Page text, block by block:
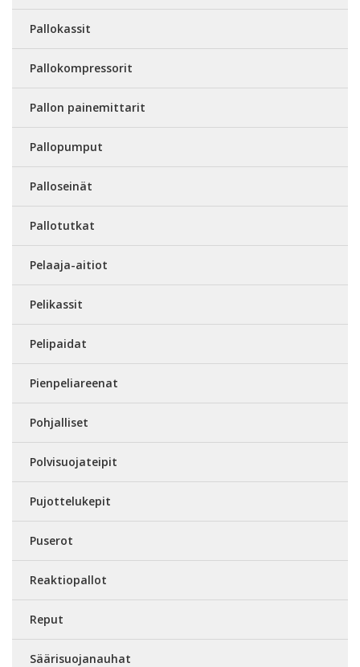
Pallokassit
Pallokompressorit
Pallon painemittarit
Pallopumput
Palloseinät
Pallotutkat
Pelaaja-aitiot
Pelikassit
Pelipaidat
Pienpeliareenat
Pohjalliset
Polvisuojateipit
Pujottelukepit
Puserot
Reaktiopallot
Reput
Säärisuojanauhat